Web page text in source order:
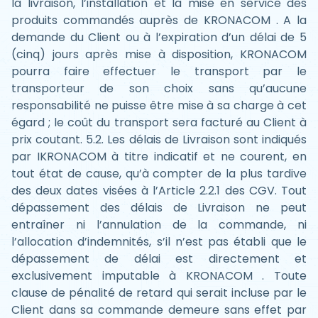
la livraison, l’installation et la mise en service des
produits commandés auprès de KRONACOM . A la
demande du Client ou à l’expiration d’un délai de 5
(cinq) jours après mise à disposition, KRONACOM
pourra faire effectuer le transport par le
transporteur de son choix sans qu’aucune
responsabilité ne puisse être mise à sa charge à cet
égard ; le coût du transport sera facturé au Client à
prix coutant. 5.2. Les délais de Livraison sont indiqués
par IKRONACOM à titre indicatif et ne courent, en
tout état de cause, qu’à compter de la plus tardive
des deux dates visées à l’Article 2.2.1 des CGV. Tout
dépassement des délais de Livraison ne peut
entraîner ni l’annulation de la commande, ni
l’allocation d’indemnités, s’il n’est pas établi que le
dépassement de délai est directement et
exclusivement imputable à KRONACOM . Toute
clause de pénalité de retard qui serait incluse par le
Client dans sa commande demeure sans effet par